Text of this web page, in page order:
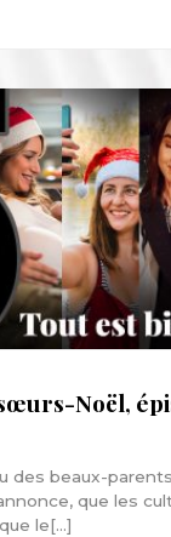
Noël,
des beaux-
que les
le[...]